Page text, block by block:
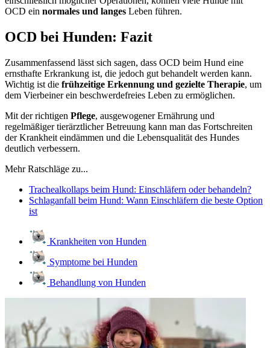
OCD ein normales und langes Leben führen.
OCD bei Hunden: Fazit
Zusammenfassend lässt sich sagen, dass OCD beim Hund eine
ernsthafte Erkrankung ist, die jedoch gut behandelt werden kann.
Wichtig ist die frühzeitige Erkennung und gezielte Therapie, um
dem Vierbeiner ein beschwerdefreies Leben zu ermöglichen.
Mit der richtigen Pflege, ausgewogener Ernährung und
regelmäßiger tierärztlicher Betreuung kann man das Fortschreiten
der Krankheit eindämmen und die Lebensqualität des Hundes
deutlich verbessern.
Mehr Ratschläge zu...
Trachealkollaps beim Hund: Einschläfern oder behandeln?
Schlaganfall beim Hund: Wann Einschläfern die beste Option
ist
Krankheiten von Hunden
Symptome bei Hunden
Behandlung von Hunden